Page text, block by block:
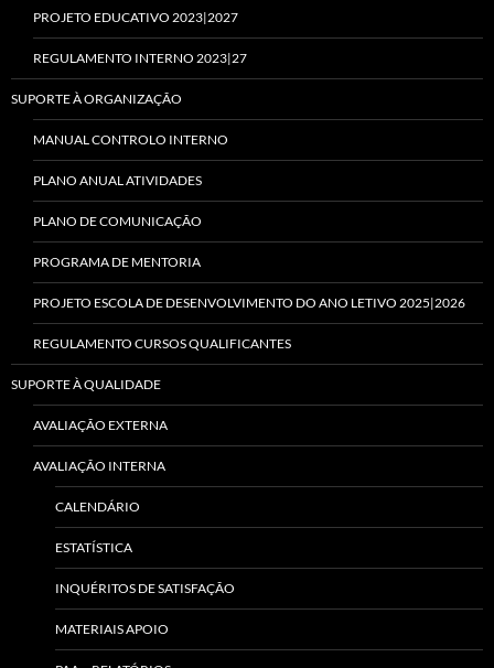
PROJETO EDUCATIVO 2023|2027
REGULAMENTO INTERNO 2023|27
SUPORTE À ORGANIZAÇÃO
MANUAL CONTROLO INTERNO
PLANO ANUAL ATIVIDADES
PLANO DE COMUNICAÇÃO
PROGRAMA DE MENTORIA
PROJETO ESCOLA DE DESENVOLVIMENTO DO ANO LETIVO 2025|2026
REGULAMENTO CURSOS QUALIFICANTES
SUPORTE À QUALIDADE
AVALIAÇÃO EXTERNA
AVALIAÇÃO INTERNA
CALENDÁRIO
ESTATÍSTICA
INQUÉRITOS DE SATISFAÇÃO
MATERIAIS APOIO